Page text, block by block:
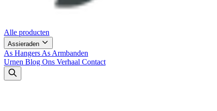
Alle producten
Assieraden
As Hangers As Armbanden
Urnen Blog Ons Verhaal Contact